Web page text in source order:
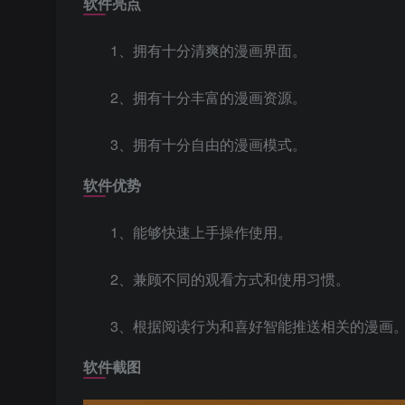
1、拥有十分清爽的漫画界面。
2、拥有十分丰富的漫画资源。
3、拥有十分自由的漫画模式。
软件优势
1、能够快速上手操作使用。
2、兼顾不同的观看方式和使用习惯。
3、根据阅读行为和喜好智能推送相关的漫画
软件截图